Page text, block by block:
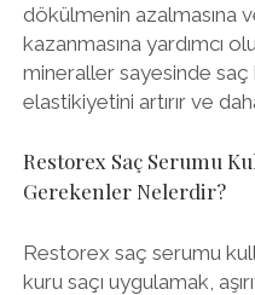
dökülmenin azalmasına
kazanmasına yardımcı
mineraller sayesinde
elastikiyetini artırır ve
Restorex Saç Serumu
Gerekenler Nelerdir?
Restorex saç serumu
kuru saçı uygulamak,